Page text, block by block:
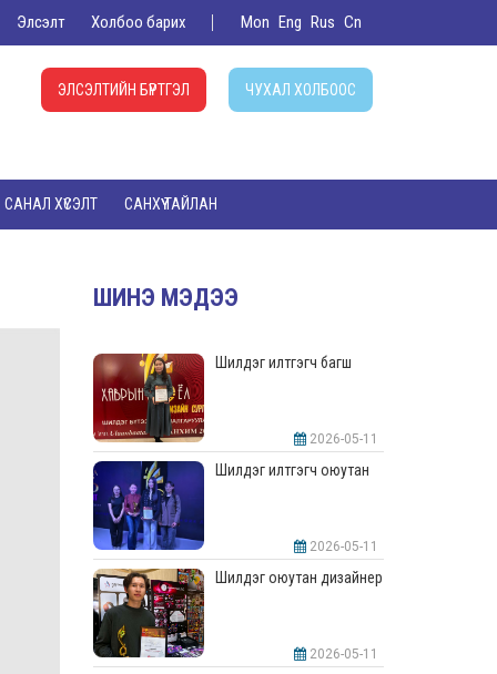
Элсэлт Холбоо барих Mon Eng Rus Cn
ЭЛСЭЛТИЙН БҮРТГЭЛ ЧУХАЛ ХОЛБООС
САНАЛ ХҮСЭЛТ САНХҮҮ ТАЙЛАН
ШИНЭ МЭДЭЭ
Шилдэг илтгэгч багш
2026-05-11
Шилдэг илтгэгч оюутан
2026-05-11
Шилдэг оюутан дизайнер
2026-05-11